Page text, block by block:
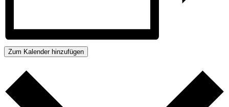
Zum Kalender hinzufügen